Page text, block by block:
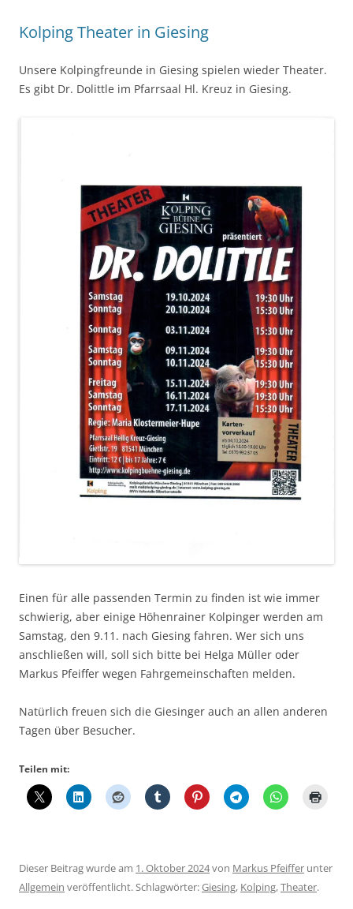
Kolping Theater in Giesing
Unsere Kolpingfreunde in Giesing spielen wieder Theater.
Es gibt Dr. Dolittle im Pfarrsaal Hl. Kreuz in Giesing.
Einen für alle passenden Termin zu finden ist wie immer
schwierig, aber einige Höhenrainer Kolpinger werden am
Samstag, den 9.11. nach Giesing fahren. Wer sich uns
anschließen will, soll sich bitte bei Helga Müller oder
Markus Pfeiffer wegen Fahrgemeinschaften melden.
Natürlich freuen sich die Giesinger auch an allen anderen
Tagen über Besucher.
Teilen mit:
Dieser Beitrag wurde am 1. Oktober 2024von Markus Pfeiffer unter
Allgemein veröffentlicht. Schlagwörter:Giesing, Kolping,Theater.